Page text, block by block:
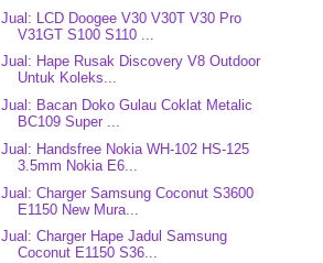
Jual: LCD Doogee V30 V30T V30 Pro
V31GT S100 S110 ...
Jual: Hape Rusak Discovery V8 Outdoor
Untuk Koleks...
Jual: Bacan Doko Gulau Coklat Metalic
BC109 Super ...
Jual: Handsfree Nokia WH-102 HS-125
3.5mm Nokia E6...
Jual: Charger Samsung Coconut S3600
E1150 New Mura...
Jual: Charger Hape Jadul Samsung
Coconut E1150 S36...